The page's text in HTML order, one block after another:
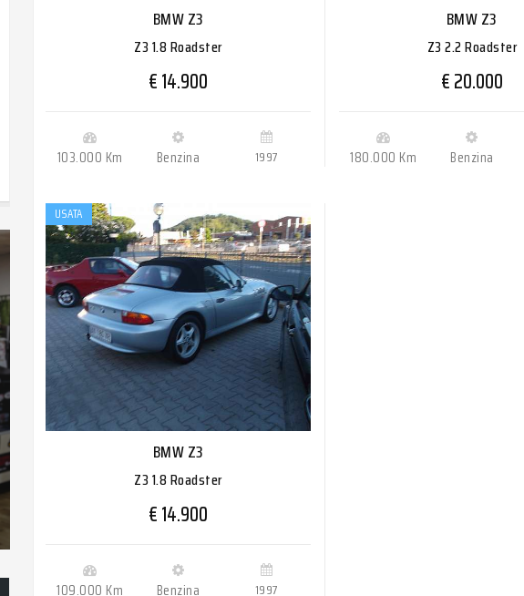
BMW Z3
Z3 1.8 Roadster
€ 14.900
103.000 Km Benzina 1997
BMW Z3
Z3 2.2 Roadster
€ 20.000
180.000 Km Benzina
USATA
BMW Z3
Z3 1.8 Roadster
€ 14.900
109.000 Km Benzina 1997
Vuoi vendere la tua auto usata?
Compravendita di auto e veicoli
usati di qualsiasi tipo con
pagamento immediato.
SCOPRI DI PIÙ